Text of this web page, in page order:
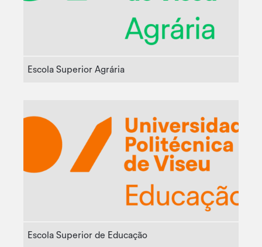
Escola Superior Agrária
Escola Superior de Educação